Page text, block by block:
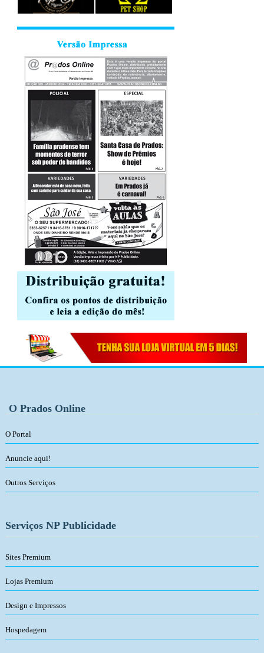
O Prados Online
O Portal
Anuncie aqui!
Outros Serviços
Serviços NP Publicidade
Sites Premium
Lojas Premium
Design e Impressos
Hospedagem